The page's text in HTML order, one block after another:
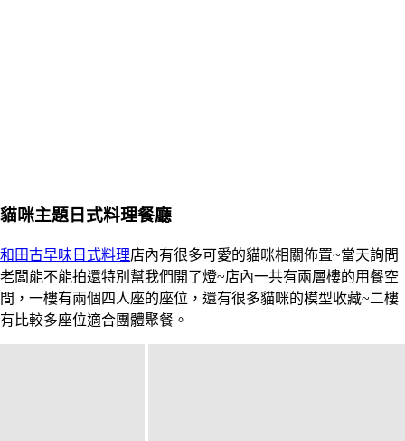
貓咪主題日式料理餐廳
和田古早味日式料理店內有很多可愛的貓咪相關佈置~當天詢問
老闆能不能拍還特別幫我們開了燈~店內一共有兩層樓的用餐空
間，一樓有兩個四人座的座位，還有很多貓咪的模型收藏~二樓
有比較多座位適合團體聚餐。